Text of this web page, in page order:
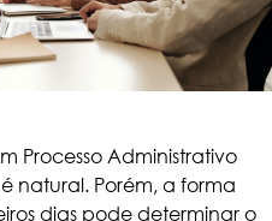
Processo Administrativo
natural. Porém, a forma
dias pode determinar o